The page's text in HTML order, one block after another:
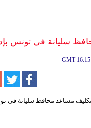
سليانة في تونس
GMT